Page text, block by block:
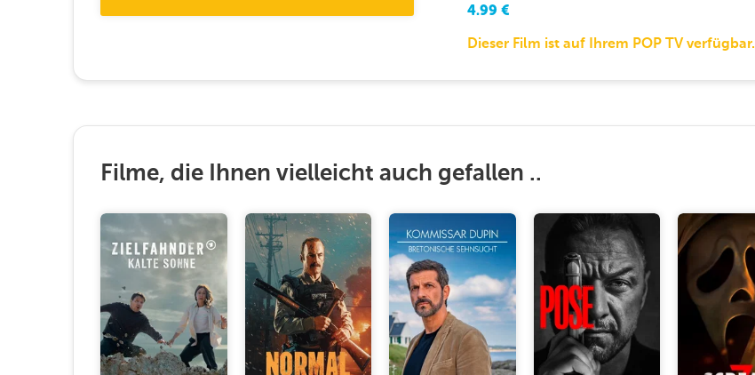
4.99 €
Dieser Film ist auf Ihrem POP TV verfügbar.
Filme, die Ihnen vielleicht auch gefallen ..